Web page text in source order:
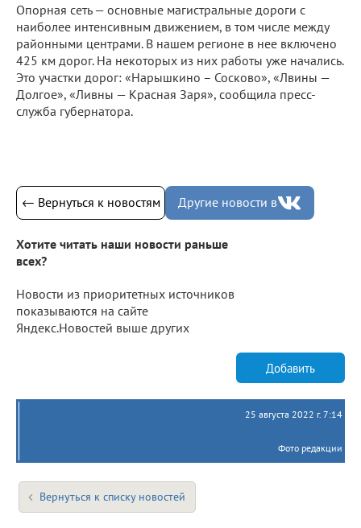
Опорная сеть — основные магистральные дороги с
наиболее интенсивным движением, в том числе между
районными центрами. В нашем регионе в нее включено
425 км дорог. На некоторых из них работы уже начались.
Это участки дорог: «Нарышкино – Сосково», «Лвины —
Долгое», «Ливны — Красная Заря», сообщила пресс-
служба губернатора.
← Вернуться к новостям Другие новости в
Хотите читать наши новости раньше
всех?
Новости из приоритетных источников
показываются на сайте
Яндекс.Новостей выше других
Добавить
25 августа 2022 г. 7:14
Фото редакции
Вернуться к списку новостей